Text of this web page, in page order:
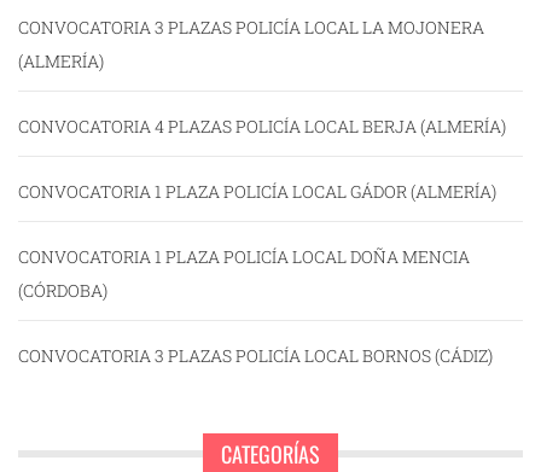
CONVOCATORIA 3 PLAZAS POLICÍA LOCAL LA MOJONERA
(ALMERÍA)
CONVOCATORIA 4 PLAZAS POLICÍA LOCAL BERJA (ALMERÍA)
CONVOCATORIA 1 PLAZA POLICÍA LOCAL GÁDOR (ALMERÍA)
CONVOCATORIA 1 PLAZA POLICÍA LOCAL DOÑA MENCIA
(CÓRDOBA)
CONVOCATORIA 3 PLAZAS POLICÍA LOCAL BORNOS (CÁDIZ)
CATEGORÍAS